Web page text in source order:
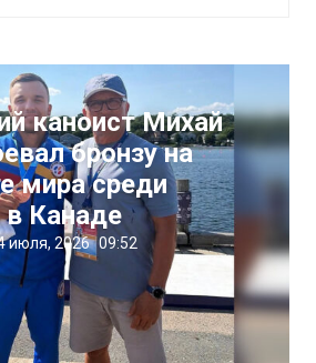
каноист Михай
бронзу на
мира среди
Канаде
июля, 2026 09:52